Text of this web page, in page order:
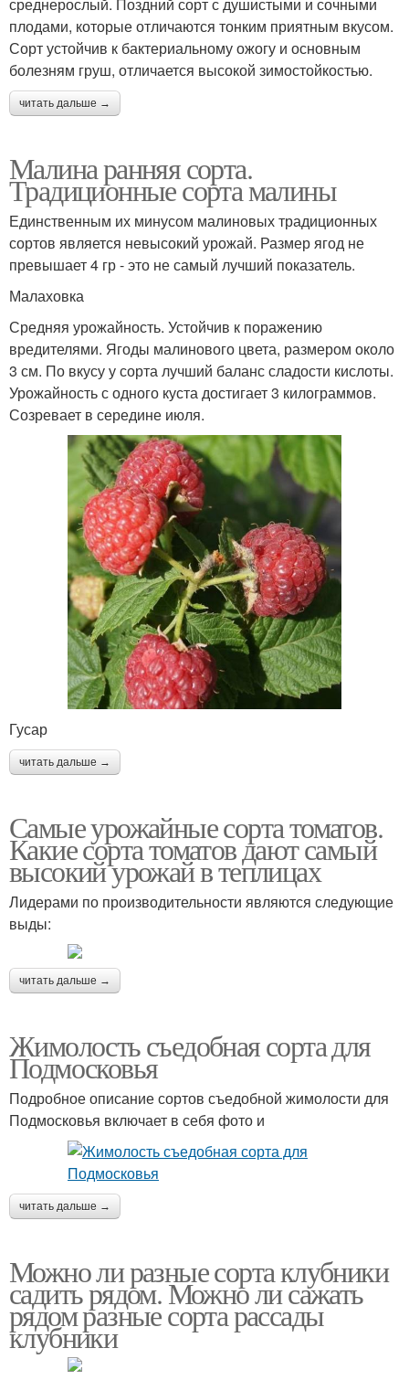
среднерослый. Поздний сорт с душистыми и сочными
плодами, которые отличаются тонким приятным вкусом.
Сорт устойчив к бактериальному ожогу и основным
болезням груш, отличается высокой зимостойкостью.
читать дальше →
Малина ранняя сорта.
Традиционные сорта малины
Единственным их минусом малиновых традиционных
сортов является невысокий урожай. Размер ягод не
превышает 4 гр - это не самый лучший показатель.
Малаховка
Средняя урожайность. Устойчив к поражению
вредителями. Ягоды малинового цвета, размером около
3 см. По вкусу у сорта лучший баланс сладости кислоты.
Урожайность с одного куста достигает 3 килограммов.
Созревает в середине июля.
Гусар
читать дальше →
Самые урожайные сорта томатов.
Какие сорта томатов дают самый
высокий урожай в теплицах
Лидерами по производительности являются следующие
выды:
читать дальше →
Жимолость съедобная сорта для
Подмосковья
Подробное описание сортов съедобной жимолости для
Подмосковья включает в себя фото и
читать дальше →
Можно ли разные сорта клубники
садить рядом. Можно ли сажать
рядом разные сорта рассады
клубники